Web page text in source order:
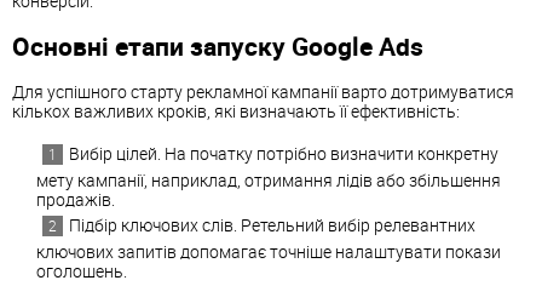
Основні етапи запуску Google Ads
Для успішного старту рекламної кампанії варто дотримуватися
кількох важливих кроків, які визначають її ефективність:
Вибір цілей. На початку потрібно визначити конкретну
мету кампанії, наприклад, отримання лідів або збільшення
продажів.
Підбір ключових слів. Ретельний вибір релевантних
ключових запитів допомагає точніше налаштувати покази
оголошень.